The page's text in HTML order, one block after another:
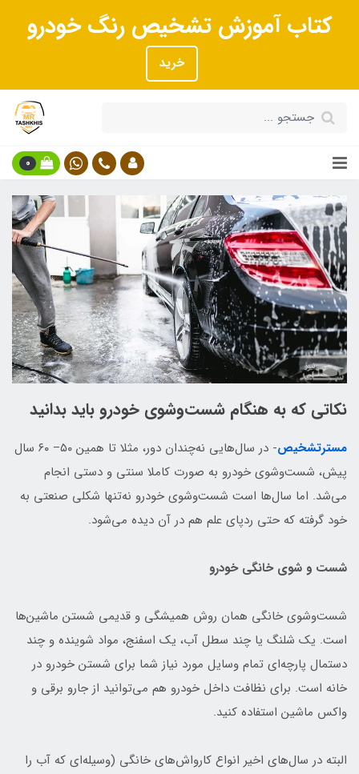
کتاب آموزش تشخیص رنگ خودرو
خرید
0
نکاتی که به هنگام شست‌و‌شوی خودرو باید بدانید
مسترتشخیص
- در سال‌هایی نه‌چندان دور، مثلا تا همین ۵۰– ۶۰ سال
پیش، شست‌و‌شوی خودرو به صورت کاملا سنتی و دستی انجام
می‌شد. اما سال‌ها است شست‌وشوی خودرو نه‌تنها شکلی صنعتی به
خود گرفته که حتی ردپای علم هم در آن دیده می‌شود.
شست‌ و شوی خانگی خودرو
شست‌وشوی خانگی همان روش همیشگی و قدیمی شستن ماشین‌ها
است. یک شلنگ یا چند سطل آب، یک اسفنج، مواد شوینده و چند
دستمال پارچه‌ای تمام وسایل مورد نیاز شما برای شستن خودرو در
خانه است. برای نظافت داخل خودرو هم می‌توانید از جارو برقی و
واکس ماشین استفاده کنید.
البته در سال‌های اخیر انواع کارواش‌های خانگی (وسیله‌ای که آب را